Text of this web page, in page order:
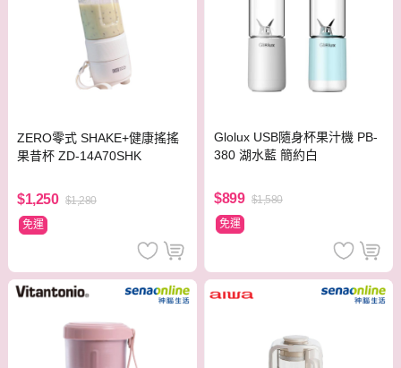
ZERO零式 SHAKE+健康搖搖
果昔杯 ZD-14A70SHK
$1,250 $1,280
免運
Glolux USB隨身杯果汁機 PB-
380 湖水藍 簡約白
$899 $1,580
免運